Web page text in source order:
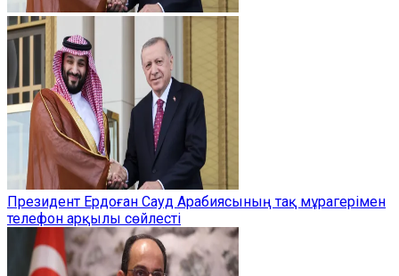
Президент Ердоған Сауд Арабиясының тақ мұрагерімен
телефон арқылы сөйлесті